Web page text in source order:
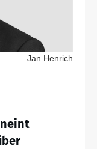
Jan Henrich